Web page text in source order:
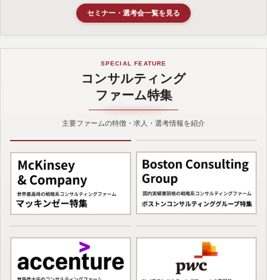
セミナー・選考会一覧を見る
SPECIAL FEATURE
コンサルティング
ファーム特集
主要ファームの特徴・求人・選考情報を紹介